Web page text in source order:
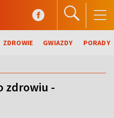
ZDROWIE GWIAZDY PORADY
zdrowiu -